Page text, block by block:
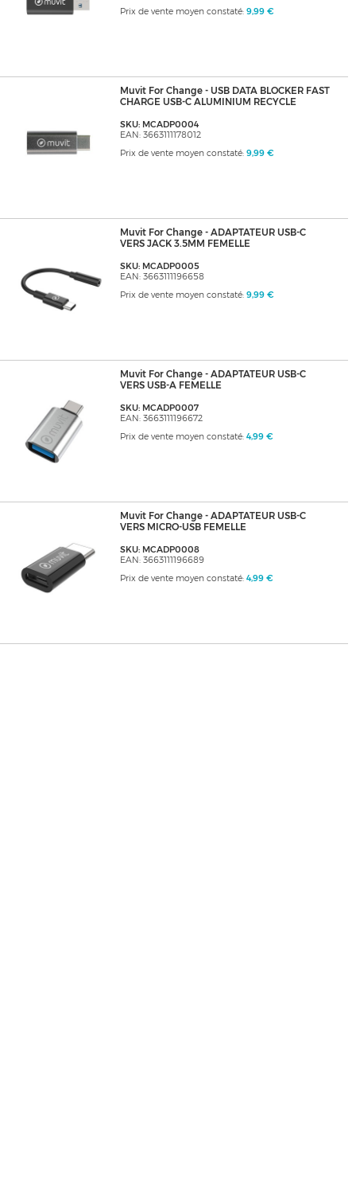
Prix de vente moyen constaté: 9,99 €
Muvit For Change - USB DATA BLOCKER FAST
CHARGE USB-C ALUMINIUM RECYCLE
SKU: MCADP0004
EAN: 3663111178012
Prix de vente moyen constaté: 9,99 €
Muvit For Change - ADAPTATEUR USB-C
VERS JACK 3.5MM FEMELLE
SKU: MCADP0005
EAN: 3663111196658
Prix de vente moyen constaté: 9,99 €
Muvit For Change - ADAPTATEUR USB-C
VERS USB-A FEMELLE
SKU: MCADP0007
EAN: 3663111196672
Prix de vente moyen constaté: 4,99 €
Muvit For Change - ADAPTATEUR USB-C
VERS MICRO-USB FEMELLE
SKU: MCADP0008
EAN: 3663111196689
Prix de vente moyen constaté: 4,99 €